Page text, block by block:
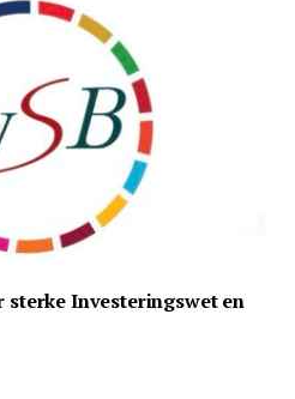
Investeringswet en